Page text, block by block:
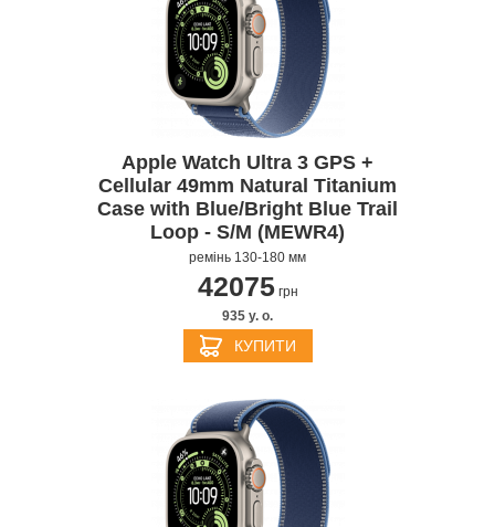
Apple Watch Ultra 3 GPS +
Cellular 49mm Natural Titanium
Case with Blue/Bright Blue Trail
Loop - S/M (MEWR4)
ремінь 130-180 мм
42075грн
935 y. о.
КУПИТИ